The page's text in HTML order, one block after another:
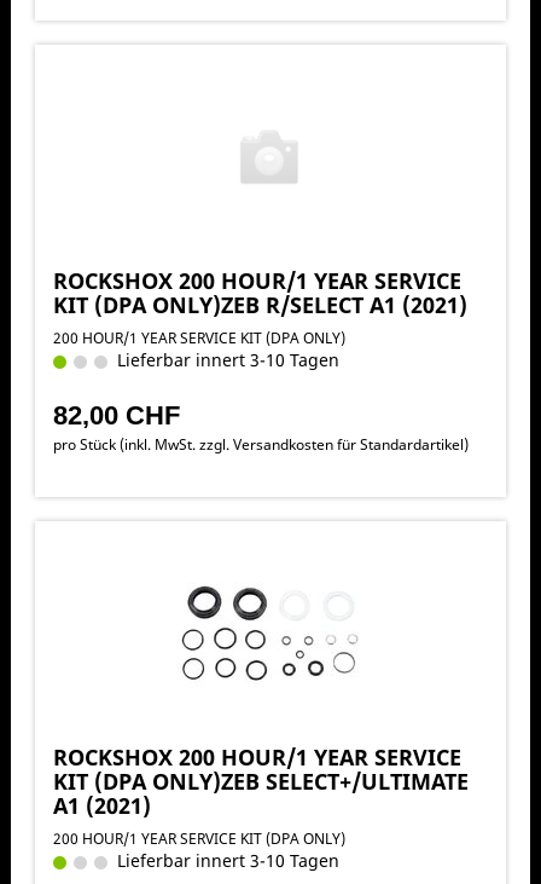
ROCKSHOX 200 HOUR/1 YEAR SERVICE
KIT (DPA ONLY)ZEB R/SELECT A1 (2021)
200 HOUR/1 YEAR SERVICE KIT (DPA ONLY)
Lieferbar innert 3-10 Tagen
82,00 CHF
pro Stück (inkl. MwSt. zzgl.Versandkosten für Standardartikel)
ROCKSHOX 200 HOUR/1 YEAR SERVICE
KIT (DPA ONLY)ZEB SELECT+/ULTIMATE
A1 (2021)
200 HOUR/1 YEAR SERVICE KIT (DPA ONLY)
Lieferbar innert 3-10 Tagen